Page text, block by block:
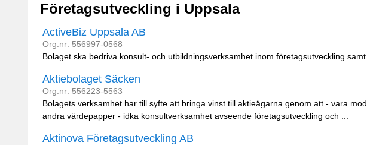
Företagsutveckling i Uppsala
ActiveBiz Uppsala AB
Org.nr: 556997-0568
Bolaget ska bedriva konsult- och utbildningsverksamhet inom företagsutveckling
Aktiebolaget Säcken
Org.nr: 556223-5563
Bolagets verksamhet har till syfte att bringa vinst till aktieägarna genom att - vara
andra värdepapper - idka konsultverksamhet avseende företagsutveckling och ...
Aktinova Företagsutveckling AB